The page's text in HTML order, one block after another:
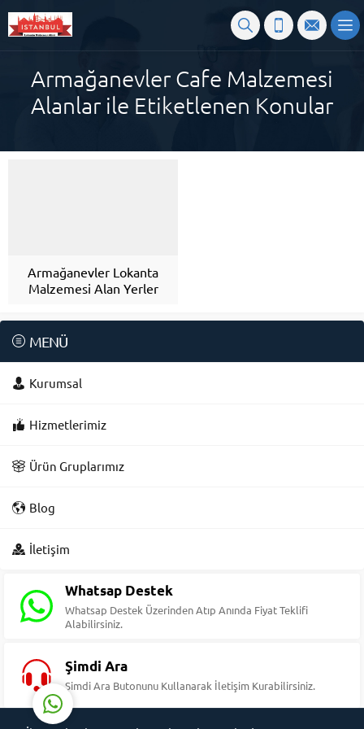
Armağanevler Cafe Malzemesi
Alanlar ile Etiketlenen Konular
Armağanevler Lokanta
Malzemesi Alan Yerler
MENÜ
Kurumsal
Hizmetlerimiz
Ürün Gruplarımız
Blog
İletişim
Whatsap Destek
Whatsap Destek Üzerinden Atıp Anında Fiyat Teklifi
Alabilirsiniz.
Şimdi Ara
Şimdi Ara Butonunu Kullanarak İletişim Kurabilirsiniz.